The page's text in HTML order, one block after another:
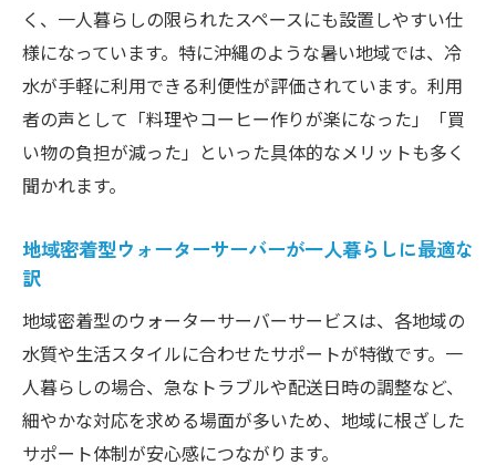
く、一人暮らしの限られたスペースにも設置しやすい仕
様になっています。特に沖縄のような暑い地域では、冷
水が手軽に利用できる利便性が評価されています。利用
者の声として「料理やコーヒー作りが楽になった」「買
い物の負担が減った」といった具体的なメリットも多く
聞かれます。
地域密着型ウォーターサーバーが一人暮らしに最適な
訳
地域密着型のウォーターサーバーサービスは、各地域の
水質や生活スタイルに合わせたサポートが特徴です。一
人暮らしの場合、急なトラブルや配送日時の調整など、
細やかな対応を求める場面が多いため、地域に根ざした
サポート体制が安心感につながります。